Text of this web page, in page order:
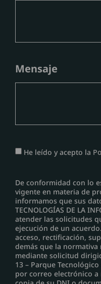
Mensaje
He leído y acepto la
De conformidad con lo
vigente en materia de
informamos que sus
TECNOLOGÍAS DE LA
atender las solicitudes
ejecución de un
acceso, rectificación,
demás que la
mediante solicitud
13 – Parque
por correo electrónico